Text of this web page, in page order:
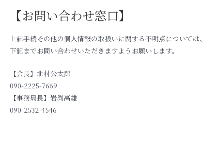
【お問い合わせ窓口】
上記手続その他の個人情報の取扱いに関する不明点については、
下記までお問い合わせいただきますようお願いします。
【会長】北村公太郎
090-2225-7669
【事務局長】岩渕高雄
090-2532-4546